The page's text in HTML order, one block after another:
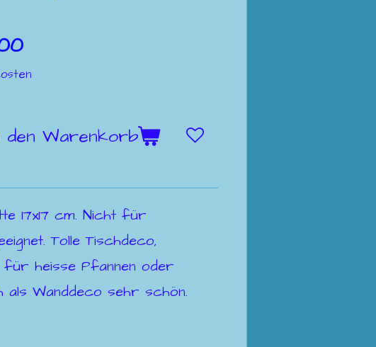
den Warenkorb
17x17 cm. Nicht für
Tolle Tischdeco,
heisse Pfannen oder
als Wanddeco sehr schön.